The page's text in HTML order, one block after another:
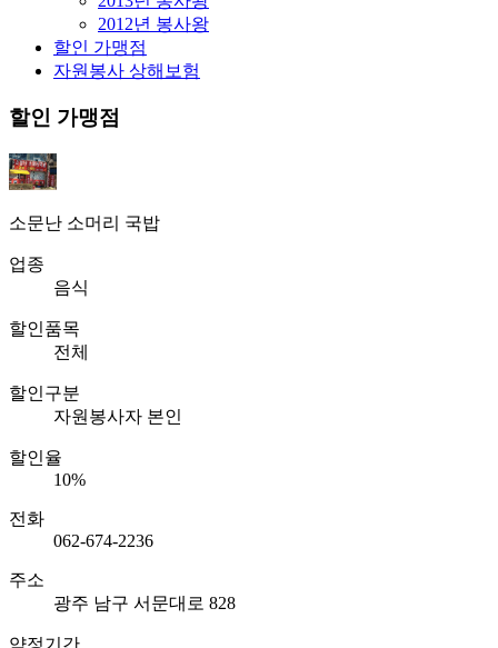
2012년 봉사왕
할인 가맹점
자원봉사 상해보험
할인 가맹점
소문난 소머리 국밥
업종
음식
할인품목
전체
할인구분
자원봉사자 본인
할인율
10%
전화
062-674-2236
주소
광주 남구 서문대로 828
약정기간